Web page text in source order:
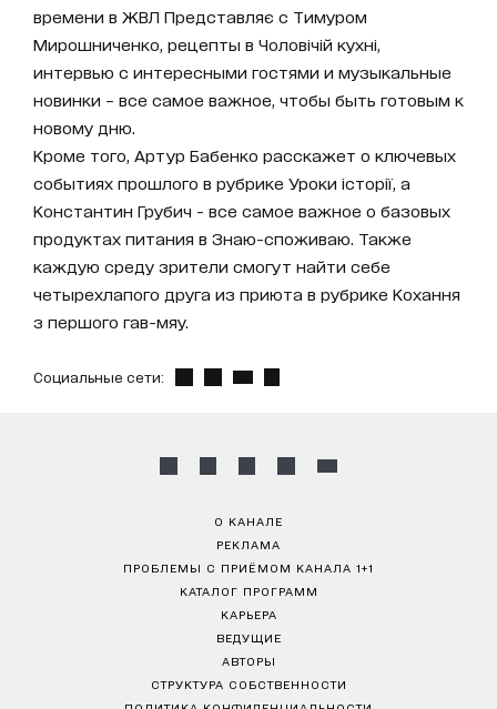
времени в ЖВЛ Представляє с Тимуром
Мирошниченко, рецепты в Чоловічій кухні,
интервью с интересными гостями и музыкальные
новинки – все самое важное, чтобы быть готовым к
новому дню.
Кроме того, Артур Бабенко расскажет о ключевых
событиях прошлого в рубрике Уроки історії, а
Константин Грубич - все самое важное о базовых
продуктах питания в Знаю-споживаю. Также
каждую среду зрители смогут найти себе
четырехлапого друга из приюта в рубрике Кохання
з першого гав-мяу.
Социальные сети:
О КАНАЛЕ
РЕКЛАМА
ПРОБЛЕМЫ С ПРИЁМОМ КАНАЛА 1+1
КАТАЛОГ ПРОГРАММ
КАРЬЕРА
ВЕДУЩИЕ
АВТОРЫ
СТРУКТУРА СОБСТВЕННОСТИ